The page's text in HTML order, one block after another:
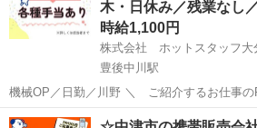
木・日休み／残業なし
働…
時給1,100円
株式会社 ホットスタッフ大
豊後中川駅
機械OP／日勤／川野 ＼ ご紹介するお仕事のPOINT ／ ◆身だしな
み自由な職場 ◆未経験でも始められるお仕事
大分 日田市 豊後中川駅 営業